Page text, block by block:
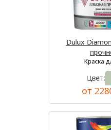
Dulux
Краска
Цвет:
от